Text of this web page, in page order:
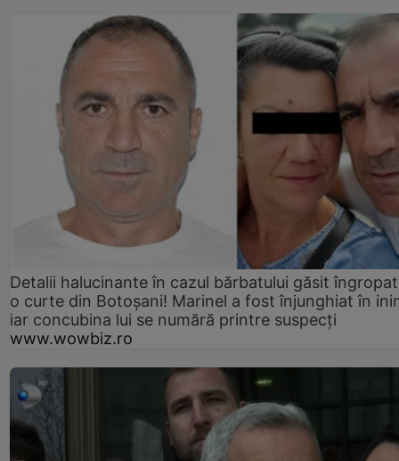
Detalii halucinante în cazul bărbatului găsit
o curte din Botoșani! Marinel a fost înjunghiat în
iar concubina lui se numără printre suspecți
www.wowbiz.ro